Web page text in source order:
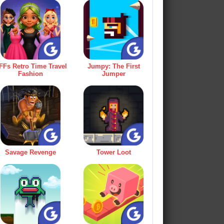
Retro Time Travel
Fashion
Jumpy: The First
Jumper
Savage Revenge Tower Loot